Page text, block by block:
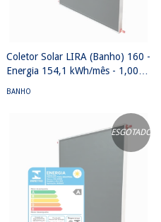
Coletor Solar LIRA (Banho) 160 -
Energia 154,1 kWh/mês - 1,00
BANHO
ESGOTADO